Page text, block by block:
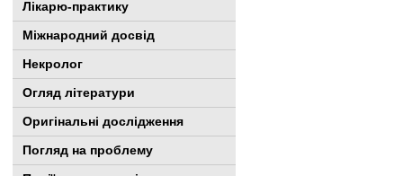
Лікарю-практику
Міжнародний досвід
Некролог
Огляд літератури
Оригінальні дослідження
Погляд на проблему